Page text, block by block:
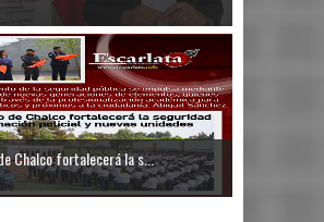
Chalco fortalecerá la s...